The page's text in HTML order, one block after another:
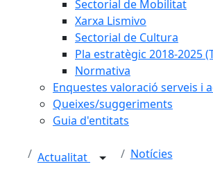
Sectorial de Mobilitat
Xarxa Lismivo
Sectorial de Cultura
Pla estratègic 2018-2025
Normativa
Enquestes valoració serveis i
Queixes/suggeriments
Guia d'entitats
Actualitat Notícies